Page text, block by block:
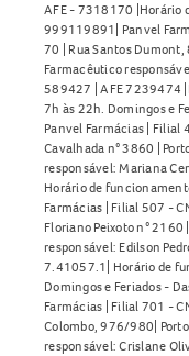
AFE - 7318170 |Horário
999119891| Panvel
70 | Rua Santos Dumont,
Farmacêutico
589427 | AFE 7239474
7h às 22h. Domingos e
Panvel Farmácias |
Cavalhada n° 3860 |
responsável: Mariana
Horário de
Farmácias | Filial 507 -
Floriano Peixoto n°
responsável: Edilson
7.41057.1| Horário de
Domingos e Feriados -
Farmácias | Filial 701 -
Colombo, 976/980|
responsável: Crislane